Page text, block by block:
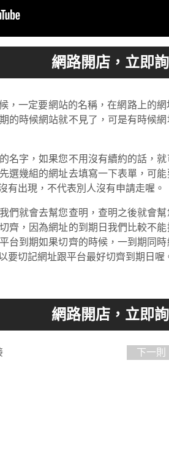
，一定要網站的名稱，在網路上的
的時候網站就不見了，可是有時候
名字，如果您不用沒有續約的話，
選幾組的網址去填寫一下表單，可
有出現，不代表別人沒有申請走喔。
們就會去幫您查明，查明之後就會
齊，因為網址的到期日我們比較不
台到期如果切齊的時候，一到期同
要切記網址跟平台最好切齊到期日喔
下一則